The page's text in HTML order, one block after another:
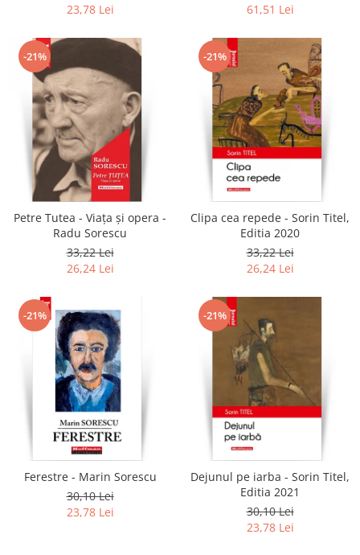
23,78 Lei
colonel!
61,51 Lei
-21%
Petre Tutea - Viaţa şi opera -
Radu Sorescu
33,22 Lei
26,24 Lei
-21%
Clipa cea repede - Sorin Titel,
Editia 2020
33,22 Lei
26,24 Lei
-21%
Ferestre - Marin Sorescu
30,10 Lei
23,78 Lei
-21%
Dejunul pe iarba - Sorin Titel,
Editia 2021
30,10 Lei
23,78 Lei